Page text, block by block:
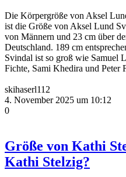
Die Körpergröße von Aksel
ist die Größe von Aksel Lund
von Männern und 23 cm über
Deutschland. 189 cm
Svindal ist so groß wie Samuel
Fichte, Sami Khedira und Peter
skihaserl112
4. November 2025 um 10:12
0
Größe von Kathi
Kathi Stelzig?